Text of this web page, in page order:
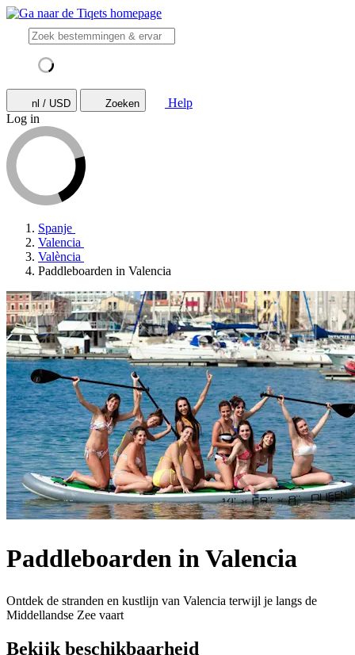
nl / USD Zoeken
Help
Log in
Spanje
Valencia
València
Paddleboarden in Valencia
Paddleboarden in Valencia
Ontdek de stranden en kustlijn van Valencia terwijl je langs de
Middellandse Zee vaart
Bekijk beschikbaarheid